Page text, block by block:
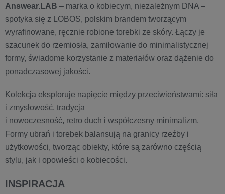
Answear.LAB – marka o kobiecym, niezależnym DNA –
spotyka się z LOBOS, polskim brandem tworzącym
wyrafinowane, ręcznie robione torebki ze skóry. Łączy je
szacunek do rzemiosła, zamiłowanie do minimalistycznej
formy, świadome korzystanie z materiałów oraz dążenie do
ponadczasowej jakości.
Kolekcja eksploruje napięcie między przeciwieństwami: siła
i zmysłowość, tradycja
i nowoczesność, retro duch i współczesny minimalizm.
Formy ubrań i torebek balansują na granicy rzeźby i
użytkowości, tworząc obiekty, które są zarówno częścią
stylu, jak i opowieści o kobiecości.
INSPIRACJA